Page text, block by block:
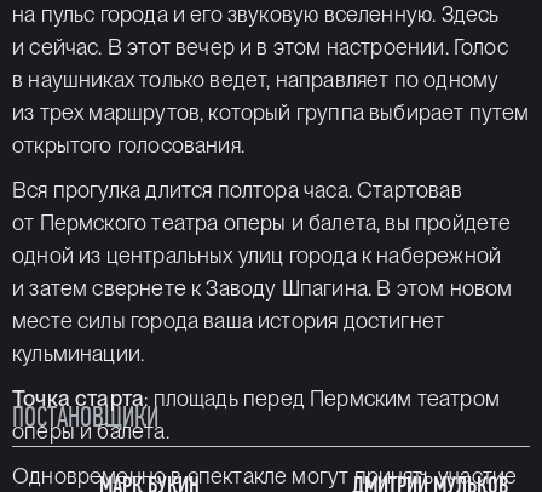
на пульс города и его звуковую вселенную. Здесь
и сейчас. В этот вечер и в этом настроении. Голос
в наушниках только ведет, направляет по одному
из трех маршрутов, который группа выбирает путем
открытого голосования.
Вся прогулка длится полтора часа. Стартовав
от Пермского театра оперы и балета, вы пройдете
одной из центральных улиц города к набережной
и затем свернете к Заводу Шпагина. В этом новом
месте силы города ваша история достигнет
кульминации.
Точка старта: площадь перед Пермским театром
оперы и балета.
Одновременно в спектакле могут принять участие
ПОСТАНОВЩИКИ
МАРК БУКИН ДМИТРИЙ МУЛЬКОВ